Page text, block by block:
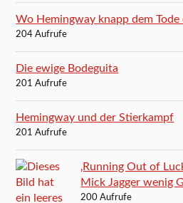
Wo Hemingway knapp dem Tode
204 Aufrufe
Die ewige Bodeguita
201 Aufrufe
Hemingway und der Stierkampf
201 Aufrufe
‚Running Out of
Mick Jagger wenig
200 Aufrufe